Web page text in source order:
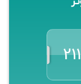
211